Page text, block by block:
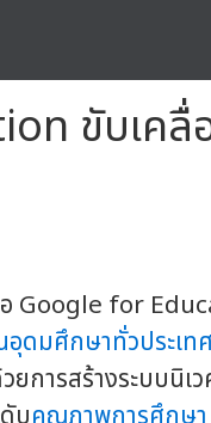
ขับเคลื่
Google for
อุดมศึกษาทั่วประเทศ
ารสร้างระบบนิเ